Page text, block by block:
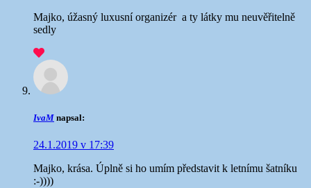
Majko, úžasný luxusní organizér a ty látky mu neuvěřitelně
sedly
IvaM napsal:
24.1.2019 v 17:39
Majko, krása. Úplně si ho umím představit k letnímu šatníku
:-))))